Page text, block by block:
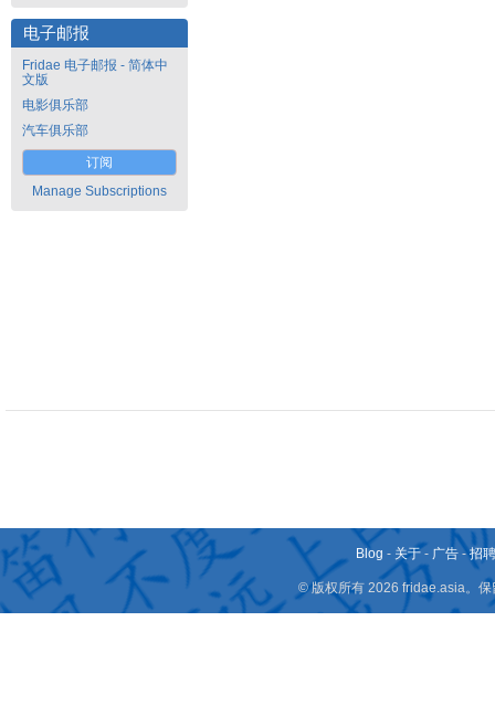
电子邮报
Fridae 电子邮报 - 简体中
文版
电影俱乐部
汽车俱乐部
订阅
Manage Subscriptions
Blog - 关于 - 广告 -招
© 版权所有 2026 fridae.asia。